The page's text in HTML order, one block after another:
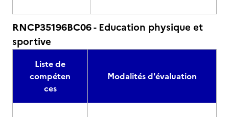
RNCP35196BC06 - Education physique et
sportive
Liste de
compéten
ces
Modalités d'évaluation